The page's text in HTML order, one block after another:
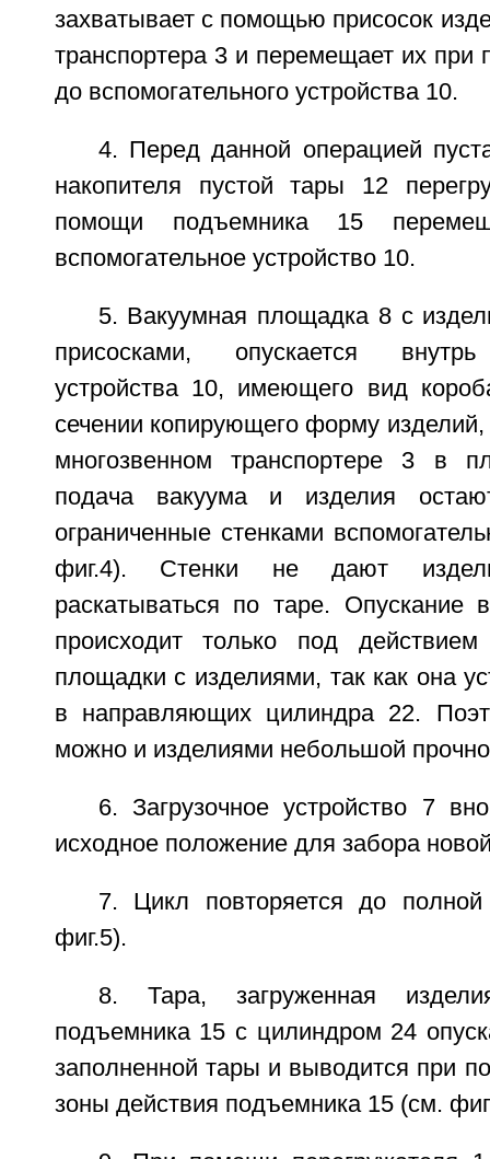
захватывает с помощью присосок
транспортера 3 и перемещает их
до вспомогательного устройства 10.
4. Перед данной операцией
накопителя пустой тары 12
помощи подъемника 15
вспомогательное устройство 10.
5. Вакуумная площадка 8 с
присосками, опускается внутрь
устройства 10, имеющего вид
сечении копирующего форму
многозвенном транспортере 3 в
подача вакуума и изделия
ограниченные стенками
фиг.4). Стенки не дают
раскатываться по таре. Опускание
происходит только под действием
площадки с изделиями, так как она
в направляющих цилиндра 22.
можно и изделиями небольшой
6. Загрузочное устройство 7
исходное положение для забора
7. Цикл повторяется до
фиг.5).
8. Тара, загруженная
подъемника 15 с цилиндром 24
заполненной тары и выводится при
зоны действия подъемника 15 (см.